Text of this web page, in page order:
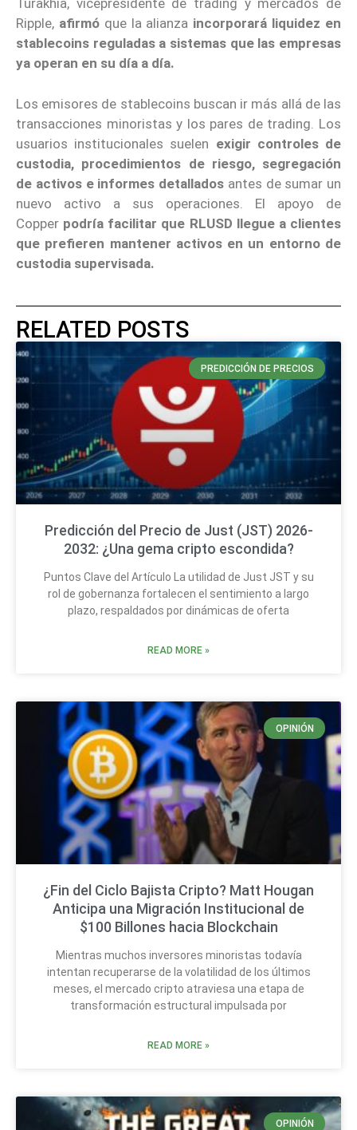
Turakhia, vicepresidente de trading y mercados de
Ripple, afirmó que la alianza incorporará liquidez en
stablecoins reguladas a sistemas que las empresas
ya operan en su día a día.
Los emisores de stablecoins buscan ir más allá de las
transacciones minoristas y los pares de trading. Los
usuarios institucionales suelen exigir controles de
custodia, procedimientos de riesgo, segregación
de activos e informes detallados antes de sumar un
nuevo activo a sus operaciones. El apoyo de
Copper podría facilitar que RLUSD llegue a clientes
que prefieren mantener activos en un entorno de
custodia supervisada.
RELATED POSTS
PREDICCIÓN DE PRECIOS
Predicción del Precio de Just (JST) 2026-
2032: ¿Una gema cripto escondida?
Puntos Clave del Artículo La utilidad de Just JST y su
rol de gobernanza fortalecen el sentimiento a largo
plazo, respaldados por dinámicas de oferta
READ MORE »
OPINIÓN
¿Fin del Ciclo Bajista Cripto? Matt Hougan
Anticipa una Migración Institucional de
$100 Billones hacia Blockchain
Mientras muchos inversores minoristas todavía
intentan recuperarse de la volatilidad de los últimos
meses, el mercado cripto atraviesa una etapa de
transformación estructural impulsada por
READ MORE »
OPINIÓN